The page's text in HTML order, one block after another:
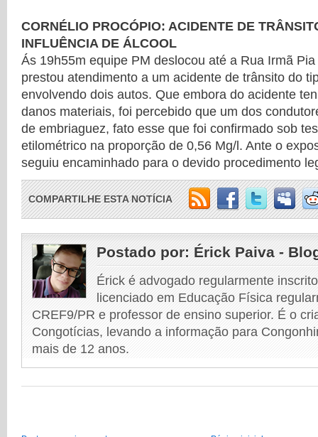
CORNÉLIO PROCÓPIO: ACIDENTE DE
INFLUÊNCIA DE ÁLCOOL
Ás 19h55m equipe PM deslocou até a Rua Irmã
prestou atendimento a um acidente de trânsito do
envolvendo dois autos. Que embora do acidente
danos materiais, foi percebido que um dos
de embriaguez, fato esse que foi confirmado sob
etilométrico na proporção de 0,56 Mg/l. Ante o
seguiu encaminhado para o devido procedimento
COMPARTILHE ESTA NOTÍCIA
Postado por: Érick Paiva -
Érick é advogado regularmente
licenciado em Educação Física
CREF9/PR e professor de ensino superior. É o
Congotícias, levando a informação para
mais de 12 anos.